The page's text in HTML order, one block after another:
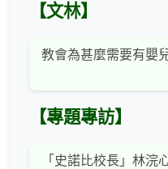
【文林】
教會為甚麼需要有嬰
【專題專訪】
「史諾比校長」林浣